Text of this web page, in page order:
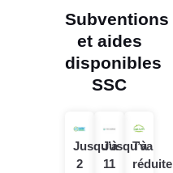
Subventions
et aides
disponibles
SSC
Jusqu’à
2
Jusqu’à
11
Tva
réduite